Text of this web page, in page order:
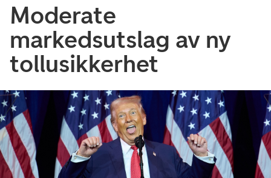
Moderate
markedsutslag av ny
tollusikkerhet